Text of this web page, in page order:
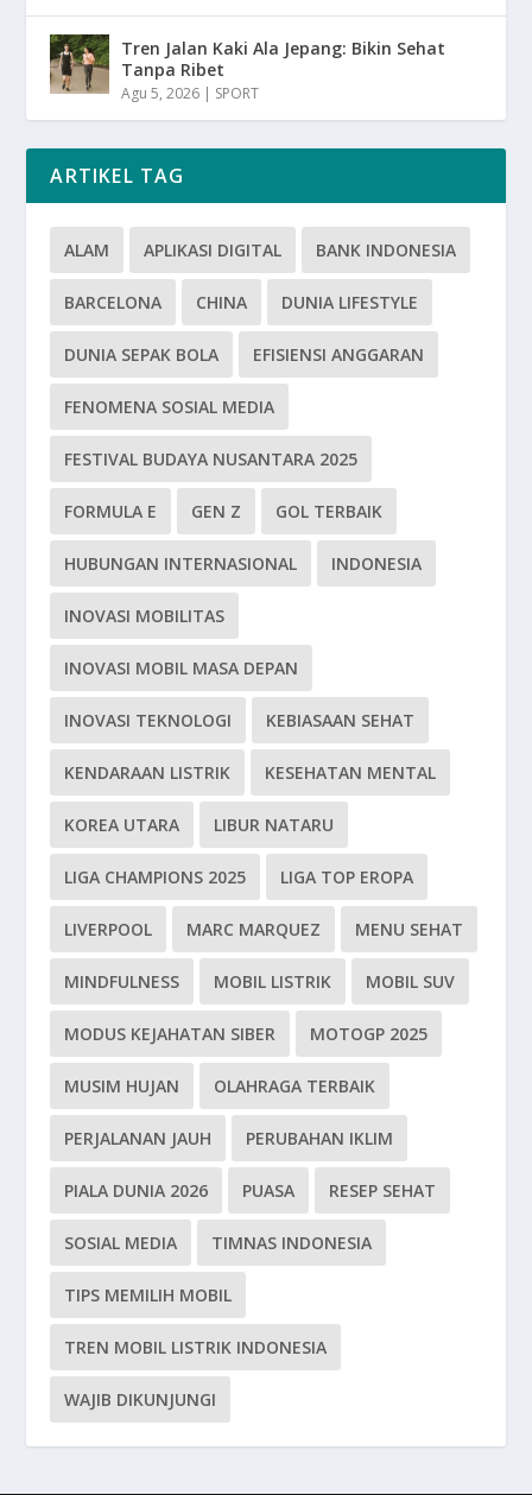
Tren Jalan Kaki Ala Jepang: Bikin Sehat
Tanpa Ribet
Agu 5, 2026 | SPORT
ARTIKEL TAG
ALAM APLIKASI DIGITAL BANK INDONESIA
BARCELONA CHINA DUNIA LIFESTYLE
DUNIA SEPAK BOLA EFISIENSI ANGGARAN
FENOMENA SOSIAL MEDIA
FESTIVAL BUDAYA NUSANTARA 2025
FORMULA E GEN Z GOL TERBAIK
HUBUNGAN INTERNASIONAL INDONESIA
INOVASI MOBILITAS
INOVASI MOBIL MASA DEPAN
INOVASI TEKNOLOGI KEBIASAAN SEHAT
KENDARAAN LISTRIK KESEHATAN MENTAL
KOREA UTARA LIBUR NATARU
LIGA CHAMPIONS 2025 LIGA TOP EROPA
LIVERPOOL MARC MARQUEZ MENU SEHAT
MINDFULNESS MOBIL LISTRIK MOBIL SUV
MODUS KEJAHATAN SIBER MOTOGP 2025
MUSIM HUJAN OLAHRAGA TERBAIK
PERJALANAN JAUH PERUBAHAN IKLIM
PIALA DUNIA 2026 PUASA RESEP SEHAT
SOSIAL MEDIA TIMNAS INDONESIA
TIPS MEMILIH MOBIL
TREN MOBIL LISTRIK INDONESIA
WAJIB DIKUNJUNGI